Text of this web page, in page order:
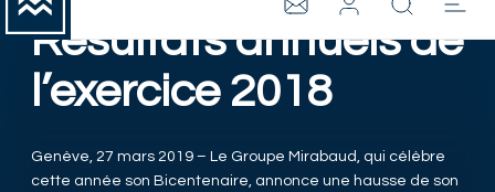
MIRABAUD ASSET MANAGEMENT
MIRABAUD INVESTMENTS
FR
DE
GROUPE MIRABAUD
THE VIEW
SERVICES
Résultats annuels de
l’exercice 2018
Genève, 27 mars 2019 – Le Groupe Mirabaud, qui célèbre
cette année son Bicentenaire, annonce une hausse de son